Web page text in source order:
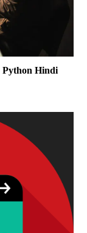
Hindi